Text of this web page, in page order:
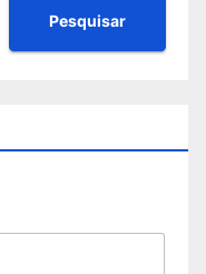
Pesquisar